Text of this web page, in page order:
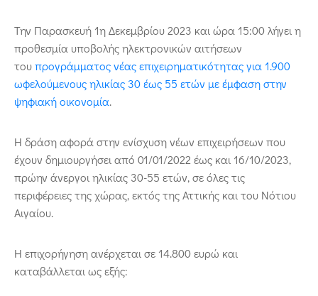
Την Παρασκευή 1η Δεκεμβρίου 2023 και ώρα 15:00 λήγει η
προθεσμία υποβολής ηλεκτρονικών αιτήσεων
τουπρογράμματος νέας επιχειρηματικότητας για 1.900
ωφελούμενους ηλικίας 30 έως 55 ετών με έμφαση στην
ψηφιακή οικονομία.
Η δράση αφορά στην ενίσχυση νέων επιχειρήσεων που
έχουν δημιουργήσει από 01/01/2022 έως και 16/10/2023,
πρώην άνεργοι ηλικίας 30-55 ετών, σε όλες τις
περιφέρειες της χώρας, εκτός της Αττικής και του Νότιου
Αιγαίου.
Η επιχορήγηση ανέρχεται σε 14.800 ευρώ και
καταβάλλεται ως εξής: